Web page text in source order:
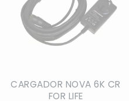
CARGADOR NOVA 6K CR
FOR LIFE